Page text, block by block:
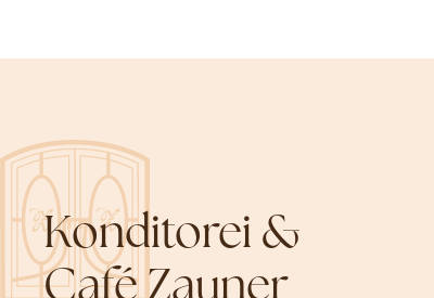
Konditorei &